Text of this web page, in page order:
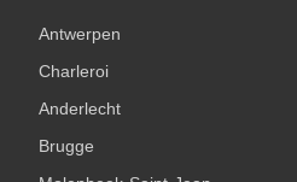
Antwerpen
Charleroi
Anderlecht
Brugge